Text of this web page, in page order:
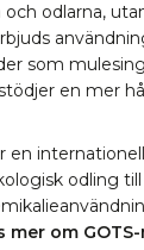
odlarna,
som
en mer
en
odling
mer om